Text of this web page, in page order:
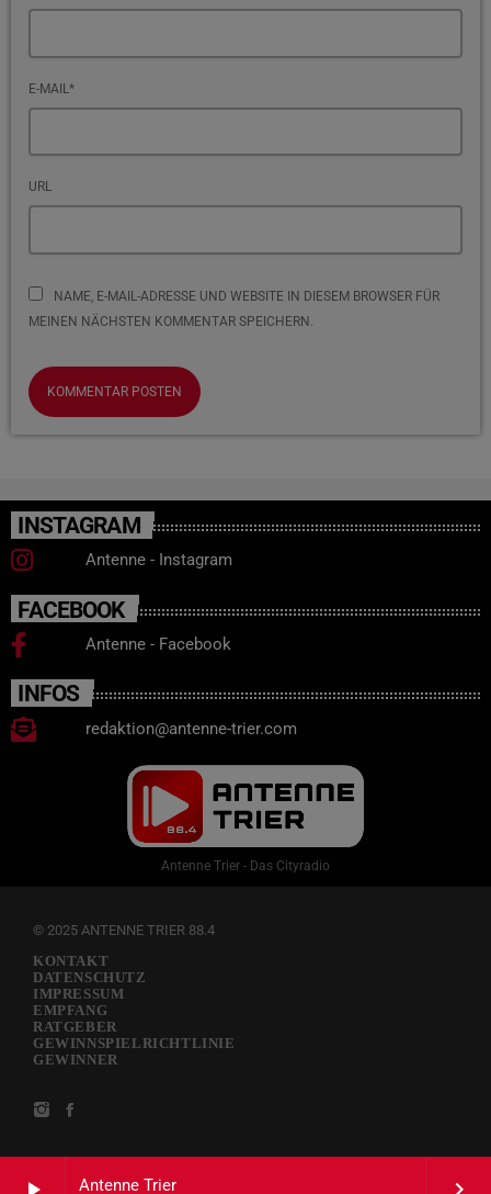
Antenne Trier
E-MAIL*
URL
NAME, E-MAIL-ADRESSE UND WEBSITE IN DIESEM BROWSER FÜR
MEINEN NÄCHSTEN KOMMENTAR SPEICHERN.
INSTAGRAM
Antenne - Instagram
FACEBOOK
Antenne - Facebook
INFOS
redaktion@antenne-trier.com
Antenne Trier - Das Cityradio
© 2025 ANTENNE TRIER 88.4
KONTAKT
DATENSCHUTZ
IMPRESSUM
EMPFANG
RATGEBER
GEWINNSPIELRICHTLINIE
GEWINNER